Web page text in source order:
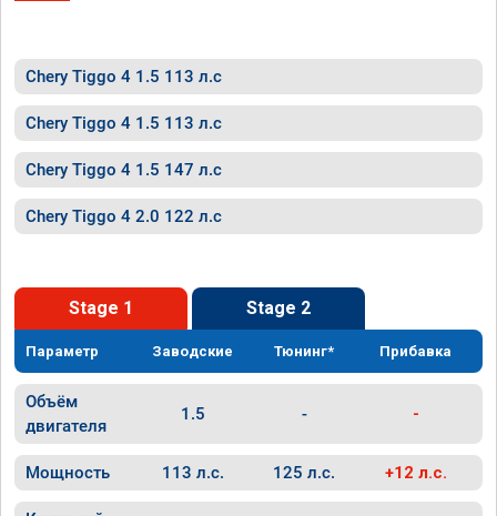
Chery Tiggo 4 1.5 113 л.с
Chery Tiggo 4 1.5 113 л.с
Chery Tiggo 4 1.5 147 л.с
Chery Tiggo 4 2.0 122 л.с
Stage 1 Stage 2
Параметр Заводские Тюнинг* Прибавка
Объём
двигателя
1.5 - -
Мощность 113 л.с. 125 л.с. +12 л.с.